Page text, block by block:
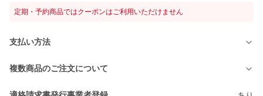
定期・予約商品ではクーポンはご利用いただけません
支払い方法
複数商品のご注文について